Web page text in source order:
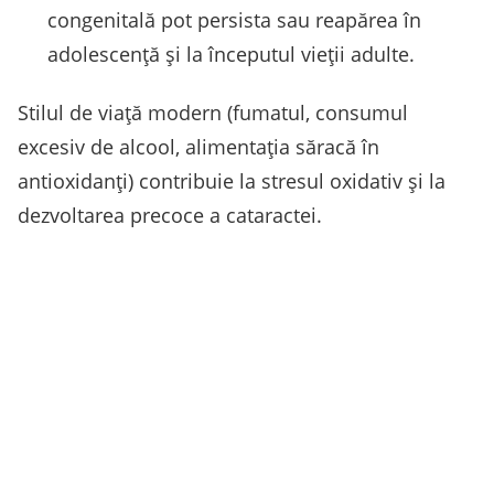
congenitală pot persista sau reapărea în
adolescenţă şi la începutul vieţii adulte.
Stilul de viaţă modern (fumatul, consumul
excesiv de alcool, alimentaţia săracă în
antioxidanţi) contribuie la stresul oxidativ şi la
dezvoltarea precoce a cataractei.